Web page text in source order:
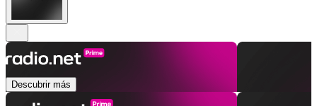
Descubrir más